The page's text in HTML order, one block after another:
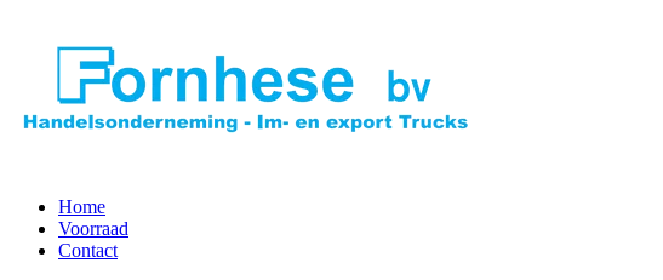
Home
Voorraad
Contact